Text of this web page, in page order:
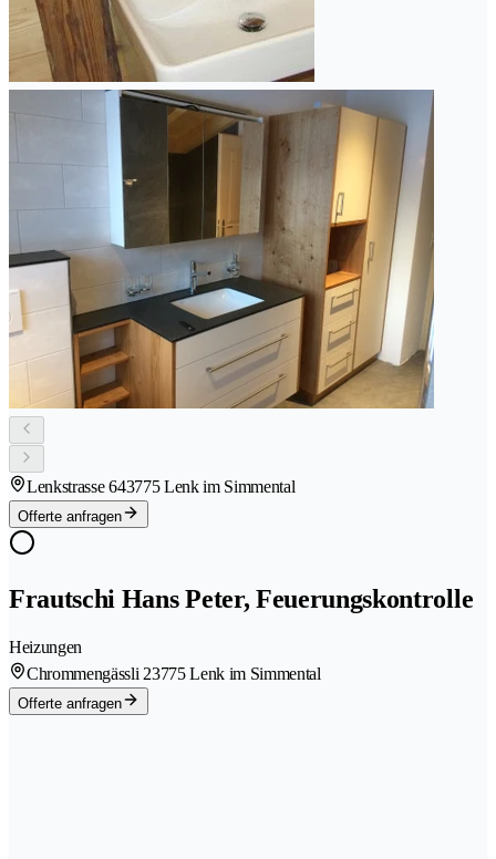
Lenkstrasse 643775 Lenk im Simmental
Offerte anfragen
Frautschi Hans Peter, Feuerungskontrolle
Heizungen
Chrommengässli 23775 Lenk im Simmental
Offerte anfragen